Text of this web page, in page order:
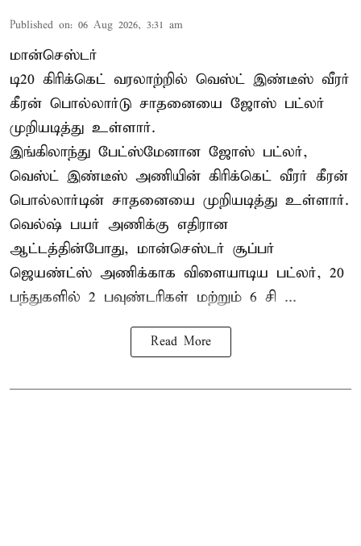
Published on: 06 Aug 2026, 3:31 am
மான்செஸ்டர்
டி20 கிரிக்கெட் வரலாற்றில் வெஸ்ட் இண்டீஸ் வீரர்
கீரன் பொல்லார்டு சாதனையை ஜோஸ் பட்லர்
முறியடித்து உள்ளார்.
இங்கிலாந்து பேட்ஸ்மேனான ஜோஸ் பட்லர்,
வெஸ்ட் இண்டீஸ் அணியின் கிரிக்கெட் வீரர் கீரன்
பொல்லார்டின் சாதனையை முறியடித்து உள்ளார்.
வெல்ஷ் பயர் அணிக்கு எதிரான
ஆட்டத்தின்போது, மான்செஸ்டர் சூப்பர்
ஜெயண்ட்ஸ் அணிக்காக விளையாடிய பட்லர், 20
பந்துகளில் 2 பவுண்டரிகள் மற்றும் 6 சி ...
Read More